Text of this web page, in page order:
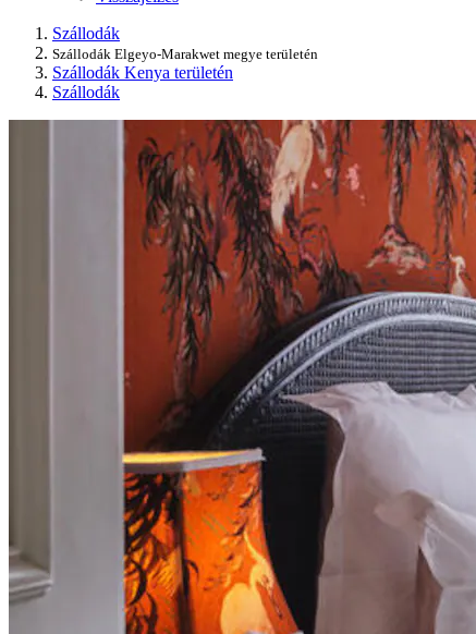
Szállodák
Szállodák Elgeyo-Marakwet megye területén
Szállodák Kenya területén
Szállodák